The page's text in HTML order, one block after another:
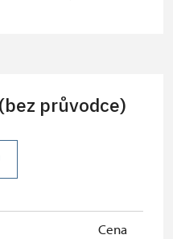
vydané
zdarma
průvodce)
Cena